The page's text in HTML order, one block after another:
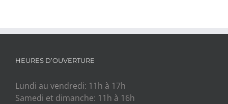
HEURES D’OUVERTURE
Lundi au vendredi: 11h à 17h
Samedi et dimanche: 11h à 16h